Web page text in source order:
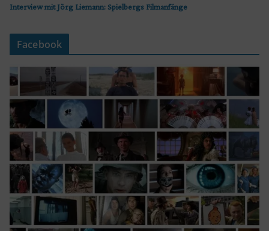
Interview mit Jörg Liemann: Spielbergs Filmanfänge
Facebook